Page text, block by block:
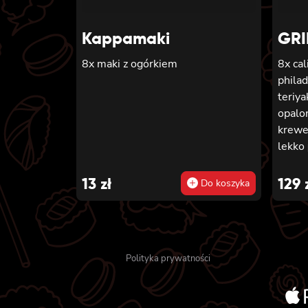
Kappamaki
8x maki z ogórkiem
13 zł Do koszyka
8x
lekko
129
Polityka prywatności